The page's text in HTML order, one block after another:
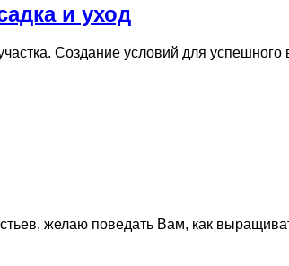
и уход
Создание условий для
желаю поведать Вам, как